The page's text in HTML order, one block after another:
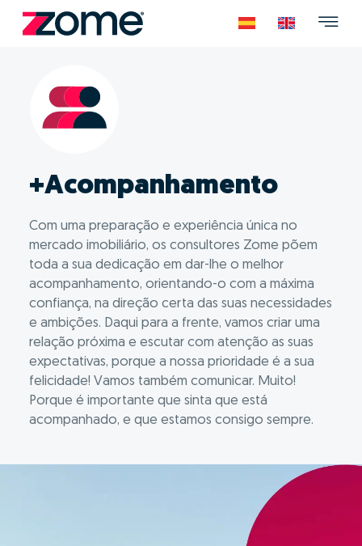
+Acompanhamento
Com uma preparação e experiência única no
mercado imobiliário, os consultores Zome põem
toda a sua dedicação em dar-lhe o melhor
acompanhamento, orientando-o com a máxima
confiança, na direção certa das suas necessidades
e ambições. Daqui para a frente, vamos criar uma
relação próxima e escutar com atenção as suas
expectativas, porque a nossa prioridade é a sua
felicidade! Vamos também comunicar. Muito!
Porque é importante que sinta que está
acompanhado, e que estamos consigo sempre.